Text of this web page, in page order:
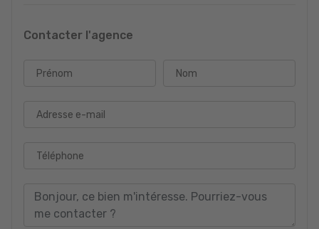
Contacter l'agence
Prénom Nom
Adresse e-mail
Téléphone